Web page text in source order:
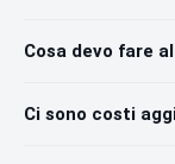
Cosa devo fare
Ci sono costi